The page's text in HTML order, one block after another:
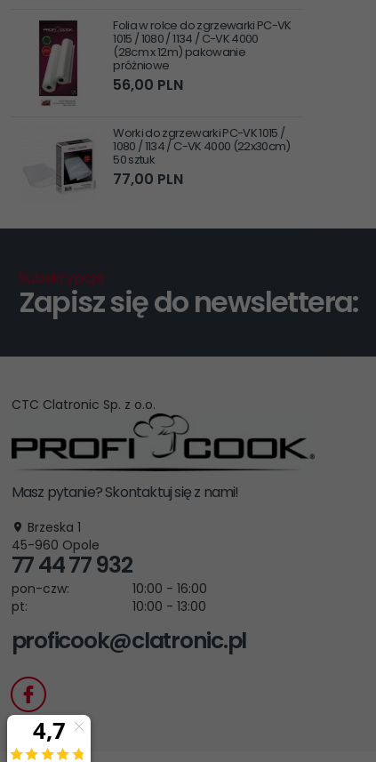
Folia w rolce do zgrzewarki PC-VK
1015 / 1080 / 1134 / C-VK 4000
(28cm x 12m) pakowanie
próżniowe
56,00 PLN
Worki do zgrzewarki PC-VK 1015 /
1080 / 1134 / C-VK 4000 (22x30cm)
50 sztuk
77,00 PLN
Subskrypcja
Zapisz się do newslettera:
CTC Clatronic Sp. z o.o.
Masz pytanie? Skontaktuj się z nami!
Brzeska 1
45-960 Opole
77 44 77 932
pon-czw:
10:00 - 16:00
pt:
10:00 - 13:00
proficook@clatronic.pl